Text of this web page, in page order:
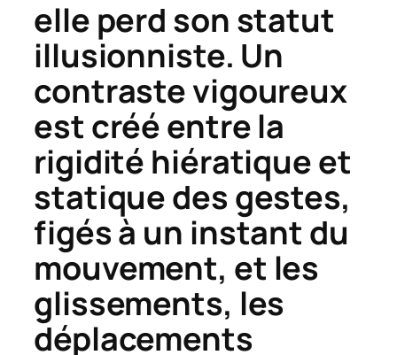
elle perd son statut
illusionniste. Un
contraste vigoureux
est créé entre la
rigidité hiératique et
statique des gestes,
figés à un instant du
mouvement, et les
glissements, les
déplacements